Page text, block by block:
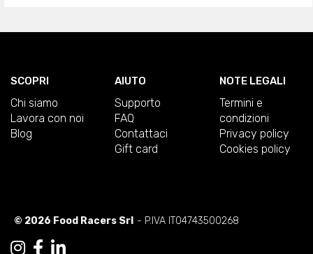
SCOPRI
Chi siamo
Lavora con noi
Blog
AIUTO
Supporto
FAQ
Contattaci
Gift card
NOTE LEGALI
Termini e
condizioni
Privacy policy
Cookies policy
© 2026 Food Racers Srl - P.IVA IT04743500268